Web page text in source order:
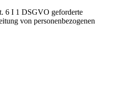
6 I 1 DSGVO geforderte
von personenbezogenen